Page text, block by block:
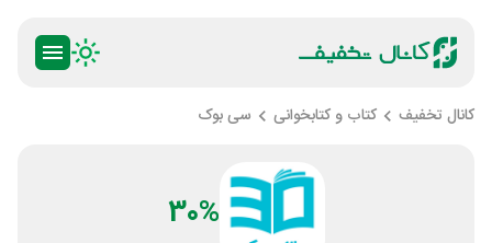
کانال تخفیف کتاب و کتابخوانی سی بوک
30%